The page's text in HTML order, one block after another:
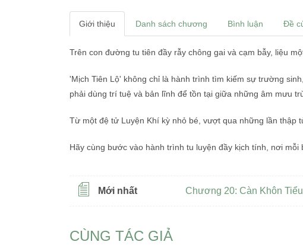
Giới thiệu Danh sách chương Bình luận Đề
Trên con đường tu tiên đầy rẫy chông gai và cạm bẫy, liệu
'Mịch Tiên Lộ' không chỉ là hành trình tìm kiếm sự trường
phải dùng trí tuệ và bản lĩnh để tồn tại giữa những âm mưu
Từ một đệ tử Luyện Khí kỳ nhỏ bé, vượt qua những lần thập
Hãy cùng bước vào hành trình tu luyện đầy kịch tính, nơi
Mới nhất Chương 20: Càn Khôn
CÙNG TÁC GIẢ